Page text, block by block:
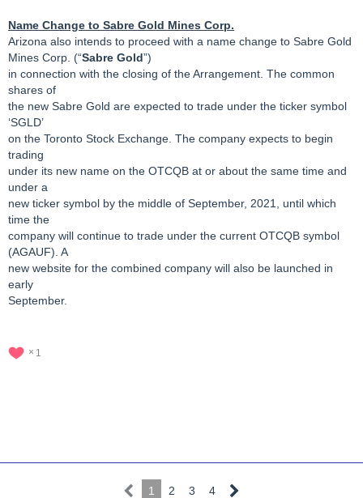
Name Change to Sabre Gold Mines Corp.
Arizona also intends to proceed with a name change to Sabre Gold
Mines Corp. (“Sabre Gold”)
in connection with the closing of the Arrangement. The common
shares of
the new Sabre Gold are expected to trade under the ticker symbol
‘SGLD’
on the Toronto Stock Exchange. The company expects to begin
trading
under its new name on the OTCQB at or about the same time and
under a
new ticker symbol by the middle of September, 2021, until which
time the
company will continue to trade under the current OTCQB symbol
(AGAUF). A
new website for the combined company will also be launched in
early
September.
1
1 2 3 4